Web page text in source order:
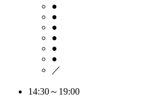
●
●
●
●
●
●
／
14:30～19:00